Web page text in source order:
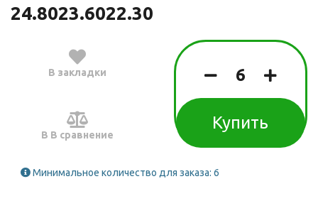
24.8023.6022.30
В закладки
В В сравнение
Купить
Минимальное количество для заказа: 6